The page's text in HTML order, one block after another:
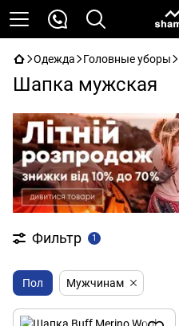
Одежда Головные уборы
Шапка мужская
Фильтр 1
Пол Мужчинам